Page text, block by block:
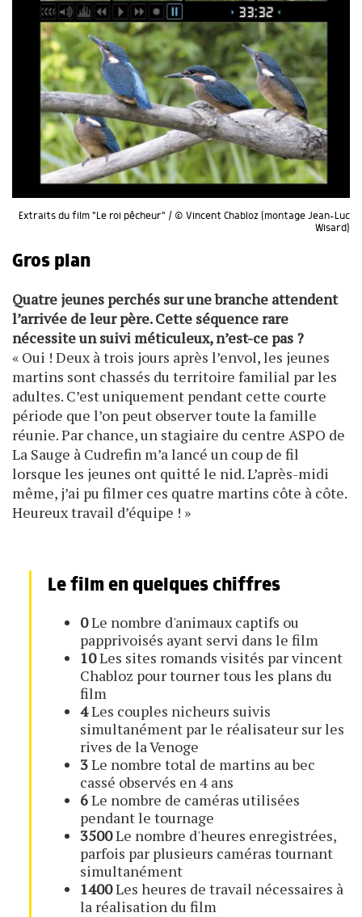
Extraits du film "Le roi pêcheur" / © Vincent Chabloz (montage Jean-Luc
Wisard)
Gros plan
Quatre jeunes perchés sur une branche attendent
l’arrivée de leur père. Cette séquence rare
nécessite un suivi méticuleux, n’est-ce pas ?
« Oui ! Deux à trois jours après l’envol, les jeunes
martins sont chassés du territoire familial par les
adultes. C’est uniquement pendant cette courte
période que l’on peut observer toute la famille
réunie. Par chance, un stagiaire du centre ASPO de
La Sauge à Cudrefin m’a lancé un coup de fil
lorsque les jeunes ont quitté le nid. L’après-midi
même, j’ai pu filmer ces quatre martins côte à côte.
Heureux travail d’équipe ! »
Le film en quelques chiffres
0Le nombre d'animaux captifs ou
papprivoisés ayant servi dans le film
10Les sites romands visités par vincent
Chabloz pour tourner tous les plans du
film
4Les couples nicheurs suivis
simultanément par le réalisateur sur les
rives de la Venoge
3Le nombre total de martins au bec
cassé observés en 4 ans
6Le nombre de caméras utilisées
pendant le tournage
3500Le nombre d'heures enregistrées,
parfois par plusieurs caméras tournant
simultanément
1400Les heures de travail nécessaires à
la réalisation du film